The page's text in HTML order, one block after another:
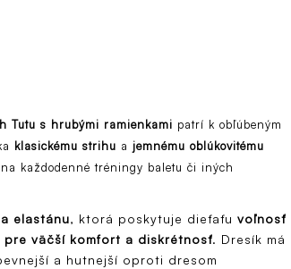
Tutu s hrubými ramienkami patrí k obľúbeným
klasickému strihu a jemnému oblúkovitému
každodenné tréningy baletu či iných
elastánu, ktorá poskytuje dieťaťu voľnosť
pre väčší komfort a diskrétnosť. Dresík má
a hutnejší oproti dresom